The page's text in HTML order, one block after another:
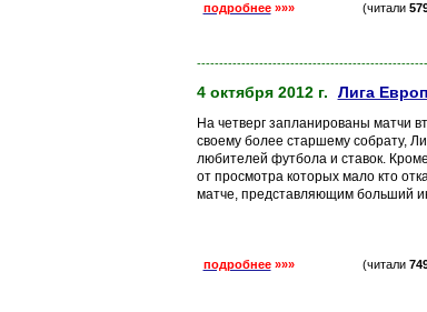
подробнее »»» (читали
4 октября 2012 г. Лига
На четверг запланированы матчи
своему более старшему собрату,
любителей футбола и ставок.
от просмотра которых мало кто
матче, представляющим больший
подробнее »»» (читали